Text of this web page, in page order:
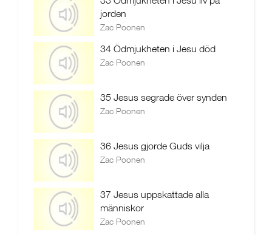
jorden
Zac Poonen
34 Ödmjukheten i Jesu död
Zac Poonen
35 Jesus segrade över synden
Zac Poonen
36 Jesus gjorde Guds vilja
Zac Poonen
37 Jesus uppskattade alla
människor
Zac Poonen